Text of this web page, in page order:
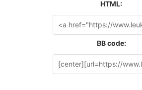
HTML:
BB code: